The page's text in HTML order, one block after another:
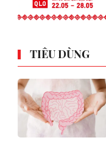
TIÊU DÙNG